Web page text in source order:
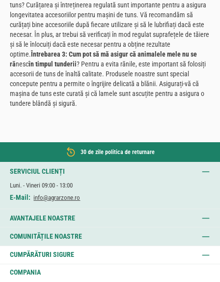
tuns? Curățarea și întreținerea regulată sunt importante pentru a asigura
longevitatea accesoriilor pentru mașini de tuns. Vă recomandăm să
curățați bine accesoriile după fiecare utilizare și să le lubrifiați dacă este
necesar. În plus, ar trebui să verificați în mod regulat suprafețele de tăiere
și să le înlocuiți dacă este necesar pentru a obține rezultate
optime.Întrebarea 3: Cum pot să mă asigur că animalele mele nu se
rănescîn timpul tunderii? Pentru a evita rănile, este important să folosiți
accesorii de tuns de înaltă calitate. Produsele noastre sunt special
concepute pentru a permite o îngrijire delicată a blănii. Asigurați-vă că
mașina de tuns este curată și că lamele sunt ascuțite pentru a asigura o
tundere blândă și sigură.
30 de zile politica de returnare
SERVICIUL CLIENȚI
Luni. - Vineri 09:00 - 13:00
E-Mail: info@agrarzone.ro
AVANTAJELE NOASTRE
COMUNITĂȚILE NOASTRE
CUMPĂRĂTURI SIGURE
COMPANIA